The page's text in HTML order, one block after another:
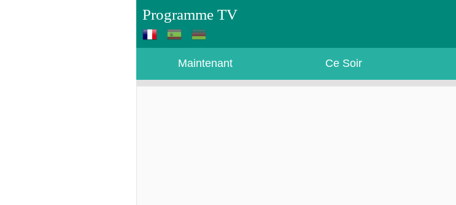
Programme TV
Maintenant Ce Soir